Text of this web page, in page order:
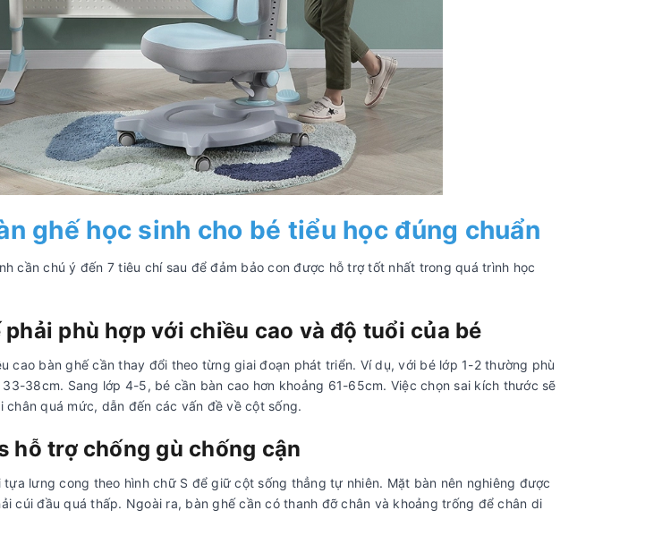
ghế học sinh cho bé tiểu học đúng chuẩn
cần chú ý đến 7 tiêu chí sau để đảm bảo con được hỗ trợ tốt nhất trong quá trình học
phù hợp với chiều cao và độ tuổi của bé
cao bàn ghế cần thay đổi theo từng giai đoạn phát triển. Ví dụ, với bé lớp 1-2 thường phù
38cm. Sang lớp 4-5, bé cần bàn cao hơn khoảng 61-65cm. Việc chọn sai kích thước sẽ
chân quá mức, dẫn đến các vấn đề về cột sống.
hỗ trợ chống gù chống cận
lưng cong theo hình chữ S để giữ cột sống thẳng tự nhiên. Mặt bàn nên nghiêng được
cúi đầu quá thấp. Ngoài ra, bàn ghế cần có thanh đỡ chân và khoảng trống để chân di